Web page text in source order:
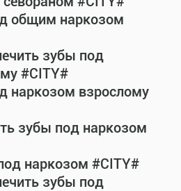
общим наркозом
зубы под
#CITY#
наркозом взрослому
зубы под наркозом
наркозом #CITY#
зубы под